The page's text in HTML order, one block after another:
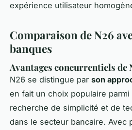
expérience utilisateur
Comparaison de N26
banques
Avantages concurrentiels de
N26 se distingue par son
en fait un choix populaire
recherche de simplicité et de
dans le secteur bancaire. Avec